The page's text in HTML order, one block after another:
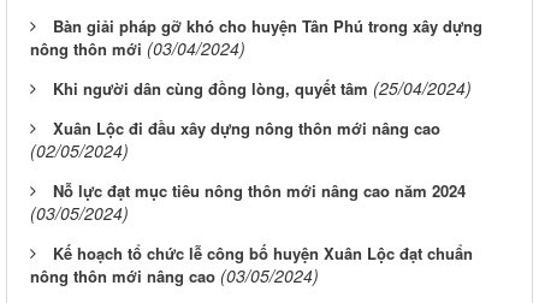
Bàn giải pháp gỡ khó cho huyện Tân Phú trong xây dựng
nông thôn mới (03/04/2024)
Khi người dân cùng đồng lòng, quyết tâm (25/04/2024)
Xuân Lộc đi đầu xây dựng nông thôn mới nâng cao
(02/05/2024)
Nỗ lực đạt mục tiêu nông thôn mới nâng cao năm 2024
(03/05/2024)
Kế hoạch tổ chức lễ công bố huyện Xuân Lộc đạt chuẩn
nông thôn mới nâng cao (03/05/2024)